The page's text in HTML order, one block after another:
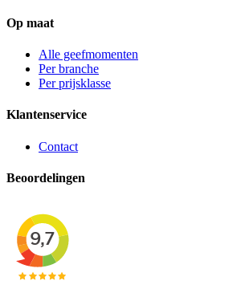
Op maat
Alle geefmomenten
Per branche
Per prijsklasse
Klantenservice
Contact
Beoordelingen